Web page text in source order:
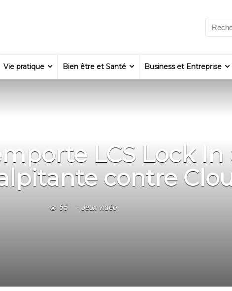
Vie pratique Bien être et Santé Business et Entreprise
LCS Lock In
contre
65 Jeux vidéo